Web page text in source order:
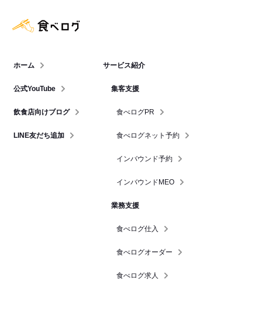
ホーム
公式YouTube
飲食店向けブログ
LINE友だち追加
サービス紹介
集客支援
食べログPR
食べログネット予約
インバウンド予約
インバウンドMEO
業務支援
食べログ仕入
食べログオーダー
食べログ求人